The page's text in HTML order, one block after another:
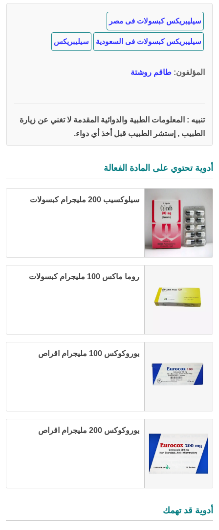
سيليبريكس كبسولات فى مصر
سيليبريكس كبسولات فى السعودية سيليبريكس
المؤلفون: طاقم روشتة
تنبيه : المعلومات الطبية والدوائية المقدمة لا تغني عن زيارة
الطبيب , إستشر الطبيب قبل أخذ أي دواء.
أدوية تحتوي على المادة الفعالة
سيلوكسيب 200 مليجرام كبسولات
روما ماكس 100 مليجرام كبسولات
يوروكوكس 100 مليجرام اقراص
يوروكوكس 200 مليجرام اقراص
أدوية قد تهمك